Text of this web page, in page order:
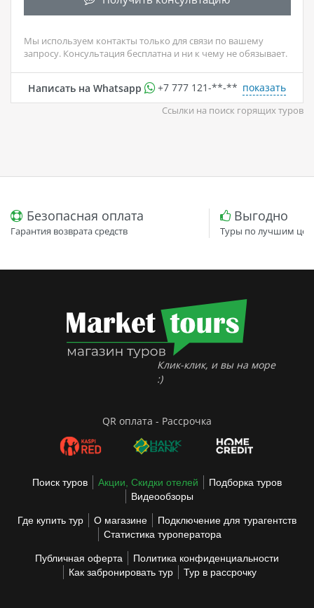
Мы используем контакты только для связи по вашему
запросу. Консультация бесплатна и ни к чему не обязывает.
Написать на Whatsapp +7 777 121-**-** показать
Ссылки на поиск горящих туров
Безопасная оплата
Гарантия возврата средств
Выгодно
Туры по лучшим
Клик-клик, и вы на море
:)
QR оплата - Рассрочка
Поиск туров Акции, Скидки отелей
Подборка туров
Видеообзоры
Где купить тур О магазине
Подключение для турагентств
Статистика туроператора
Публичная оферта
Политика конфиденциальности
Как забронировать тур
Тур в рассрочку